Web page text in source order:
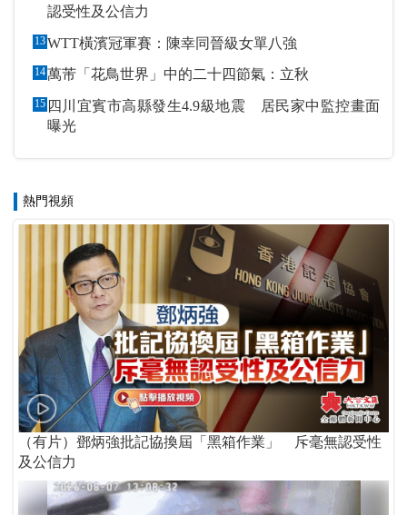
認受性及公信力
13WTT橫濱冠軍賽：陳幸同晉級女單八強
14萬芾「花鳥世界」中的二十四節氣：立秋
15 四川宜賓市高縣發生4.9級地震 居民家中監控畫面
曝光
熱門視頻
（有片）鄧炳強批記協換屆「黑箱作業」 斥毫無認受性
及公信力